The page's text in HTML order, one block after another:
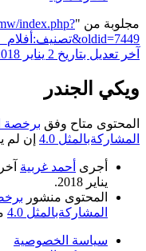
مجلوبة من "index.php?
title=تصنيف:أفلام_من_فلسطين&oldid=7449
آخر تعديل بتاريخ 2 يناير 2018، في 19:54
ويكي الجندر
المحتوى متاح وفق برخصة
المشاركةبالمثل 4.0
إن لم
أجرى أحمد غربية
يناير 2018.
المحتوى منشور
المشاركةبالمثل 4.0
سياسة الخصوصية